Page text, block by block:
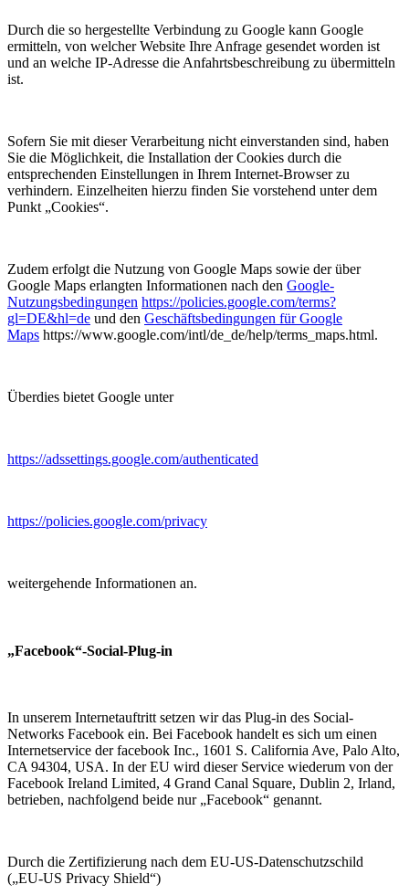
Durch die so hergestellte Verbindung zu Google kann Google
ermitteln, von welcher Website Ihre Anfrage gesendet worden ist
und an welche IP-Adresse die Anfahrtsbeschreibung zu übermitteln
ist.
Sofern Sie mit dieser Verarbeitung nicht einverstanden sind, haben
Sie die Möglichkeit, die Installation der Cookies durch die
entsprechenden Einstellungen in Ihrem Internet-Browser zu
verhindern. Einzelheiten hierzu finden Sie vorstehend unter dem
Punkt „Cookies“.
Zudem erfolgt die Nutzung von Google Maps sowie der über
Google Maps erlangten Informationen nach den Google-
Nutzungsbedingungen https://policies.google.com/terms?
gl=DE&hl=de und den Geschäftsbedingungen für Google
Maps https://www.google.com/intl/de_de/help/terms_maps.html.
Überdies bietet Google unter
https://adssettings.google.com/authenticated
https://policies.google.com/privacy
weitergehende Informationen an.
„Facebook“-Social-Plug-in
In unserem Internetauftritt setzen wir das Plug-in des Social-
Networks Facebook ein. Bei Facebook handelt es sich um einen
Internetservice der facebook Inc., 1601 S. California Ave, Palo Alto,
CA 94304, USA. In der EU wird dieser Service wiederum von der
Facebook Ireland Limited, 4 Grand Canal Square, Dublin 2, Irland,
betrieben, nachfolgend beide nur „Facebook“ genannt.
Durch die Zertifizierung nach dem EU-US-Datenschutzschild
(„EU-US Privacy Shield“)